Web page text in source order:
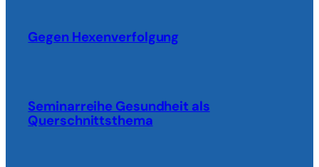
Gegen Hexenverfolgung
Seminarreihe Gesundheit als
Querschnittsthema